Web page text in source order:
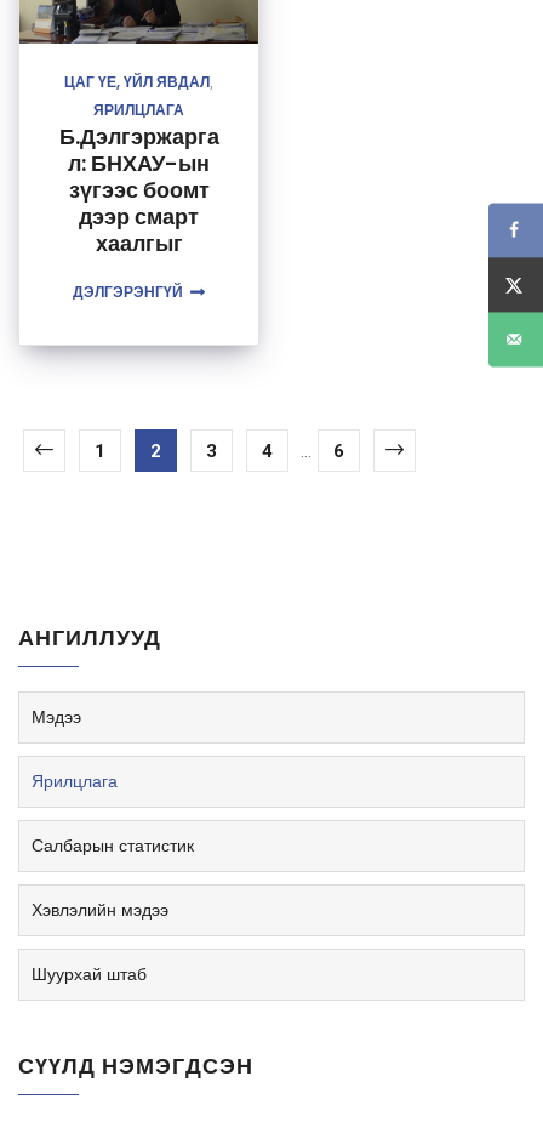
ЦАГ ҮЕ, ҮЙЛ ЯВДАЛ
ЯРИЛЦЛАГА
Б.Дэлгэржарга
л: БНХАУ-ын
зүгээс боомт
дээр смарт
хаалгыг
байгаа
ДЭЛГЭРЭНГҮЙ
1 2 3 4 ... 6
АНГИЛЛУУД
Мэдээ
Ярилцлага
Салбарын статистик
Хэвлэлийн мэдээ
Шуурхай штаб
СҮҮЛД НЭМЭГДСЭН